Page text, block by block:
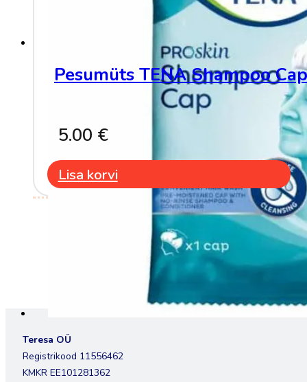
Pesumüts TENA Shampoo Cap
5.00 €
Lisa korvi
Teresa OÜ
Registrikood 11556462
KMKR EE101281362